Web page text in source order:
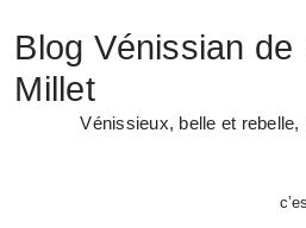
Blog Vénissian de
Millet
Vénissieux, belle et rebelle,